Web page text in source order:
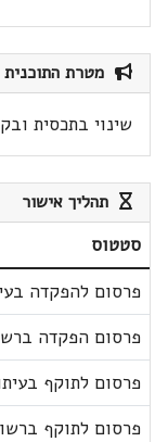
מטרת התוכנית
שינוי בתכסית
תהליך אישור
סטטוס
פרסום להפקדה
פרסום הפקדה
פרסום לתוקף
פרסום לתוקף